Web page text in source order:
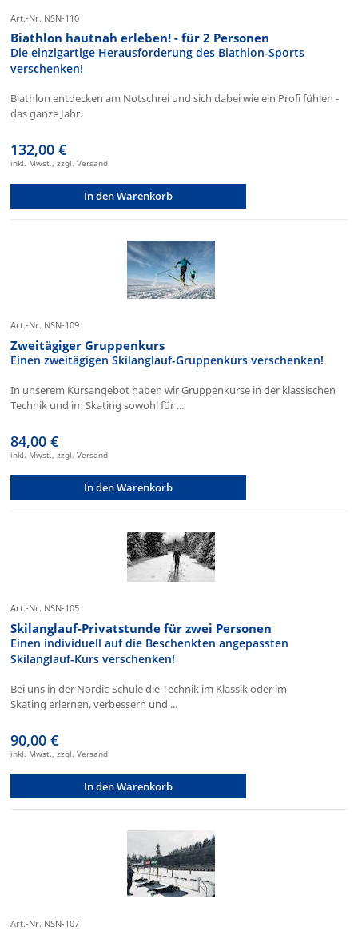
Art.-Nr. NSN-110
Biathlon hautnah erleben! - für 2 Personen
Die einzigartige Herausforderung des Biathlon-Sports
verschenken!
Biathlon entdecken am Notschrei und sich dabei wie ein Profi fühlen -
das ganze Jahr.
132,00 €
inkl. Mwst., zzgl. Versand
In den Warenkorb
Art.-Nr. NSN-109
Zweitägiger Gruppenkurs
Einen zweitägigen Skilanglauf-Gruppenkurs verschenken!
In unserem Kursangebot haben wir Gruppenkurse in der klassischen
Technik und im Skating sowohl für ...
84,00 €
inkl. Mwst., zzgl. Versand
In den Warenkorb
Art.-Nr. NSN-105
Skilanglauf-Privatstunde für zwei Personen
Einen individuell auf die Beschenkten angepassten
Skilanglauf-Kurs verschenken!
Bei uns in der Nordic-Schule die Technik im Klassik oder im
Skating erlernen, verbessern und ...
90,00 €
inkl. Mwst., zzgl. Versand
In den Warenkorb
Art.-Nr. NSN-107